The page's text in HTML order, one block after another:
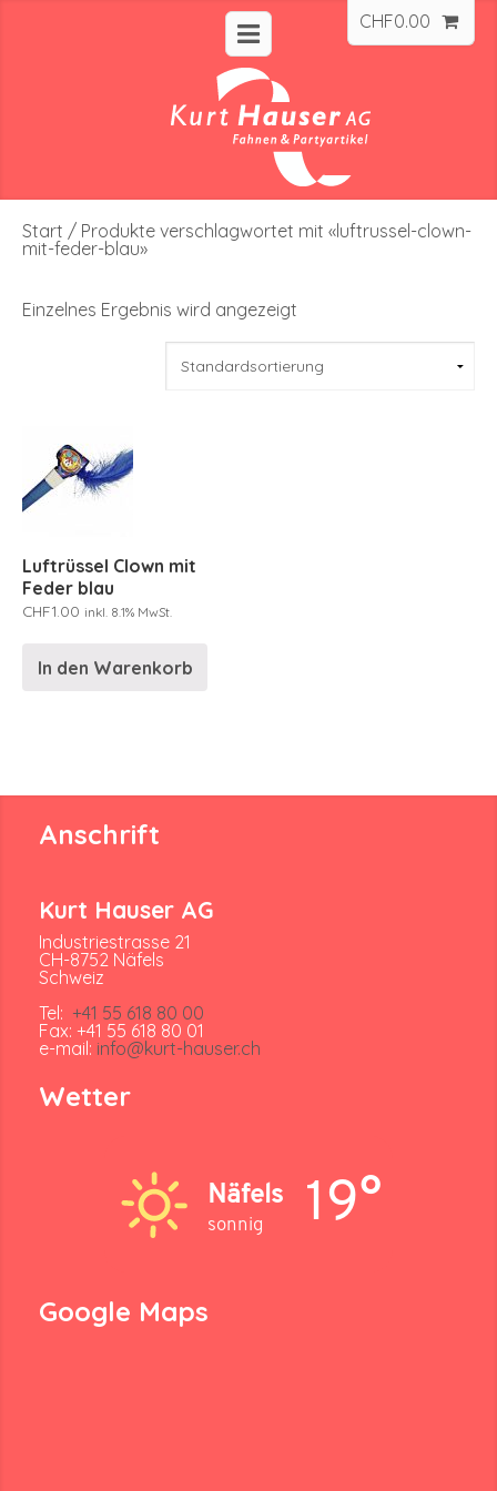
CHF0.00
Start / Produkte verschlagwortet mit «luftrussel-clown-
mit-feder-blau»
Einzelnes Ergebnis wird angezeigt
Luftrüssel Clown mit
Feder blau
CHF1.00 inkl. 8.1% MwSt.
In den Warenkorb
Anschrift
Kurt Hauser AG
Industriestrasse 21
CH-8752 Näfels
Schweiz
Tel: +41 55 618 80 00
Fax: +41 55 618 80 01
e-mail: info@kurt-hauser.ch
Wetter
Näfels
sonnig 19°
Google Maps